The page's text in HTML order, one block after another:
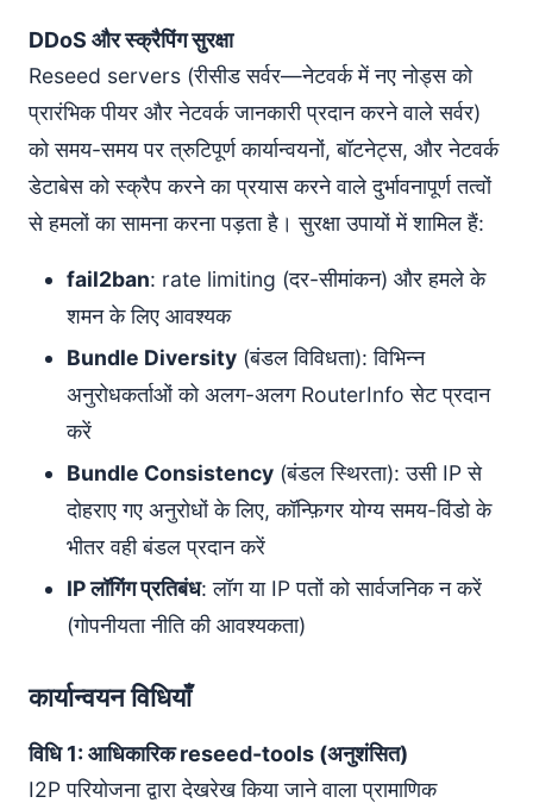
DDoS और स्क्रैपिंग सुरक्षा
Reseed servers (रीसीड सर्वर—नेटवर्क में नए नोड्स को
प्रारंभिक पीयर और नेटवर्क जानकारी प्रदान करने वाले सर्वर)
को समय-समय पर त्रुटिपूर्ण कार्यान्वयनों, बॉटनेट्स, और नेटवर्क
डेटाबेस को स्क्रैप करने का प्रयास करने वाले दुर्भावनापूर्ण तत्वों
से हमलों का सामना करना पड़ता है। सुरक्षा उपायों में शामिल हैं:
fail2ban: rate limiting (दर-सीमांकन) और हमले के
शमन के लिए आवश्यक
Bundle Diversity (बंडल विविधता): विभिन्न
अनुरोधकर्ताओं को अलग-अलग RouterInfo सेट प्रदान
करें
Bundle Consistency (बंडल स्थिरता): उसी IP से
दोहराए गए अनुरोधों के लिए, कॉन्फ़िगर योग्य समय-विंडो के
भीतर वही बंडल प्रदान करें
IP लॉगिंग प्रतिबंध: लॉग या IP पतों को सार्वजनिक न करें
(गोपनीयता नीति की आवश्यकता)
कार्यान्वयन विधियाँ
विधि 1: आधिकारिक reseed-tools (अनुशंसित)
I2P परियोजना द्वारा देखरेख किया जाने वाला प्रामाणिक